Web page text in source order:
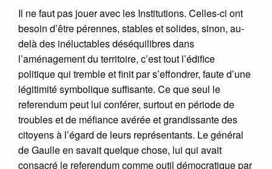
Il ne faut pas jouer avec les Institutions. Celles-ci ont
besoin d’être pérennes, stables et solides, sinon, au-
delà des inéluctables déséquilibres dans
l’aménagement du territoire, c’est tout l’édifice
politique qui tremble et finit par s’effondrer, faute d’une
légitimité symbolique suffisante. Ce que seul le
referendum peut lui conférer, surtout en période de
troubles et de méfiance avérée et grandissante des
citoyens à l’égard de leurs représentants. Le général
de Gaulle en savait quelque chose, lui qui avait
consacré le referendum comme outil démocratique par